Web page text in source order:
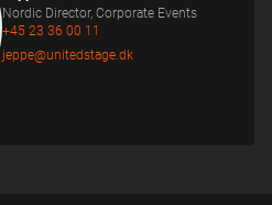
Nordic Director, Corporate Events
+45 23 36 00 11
jeppe@unitedstage.dk